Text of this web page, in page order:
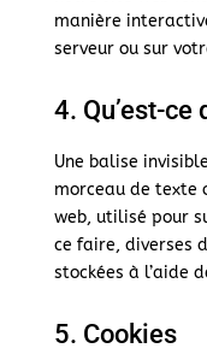
manière
serveur ou sur
4. Qu’est-ce
Une balise
morceau de texte
web, utilisé pour
ce faire, diverses
stockées à l’aide
5. Cookies